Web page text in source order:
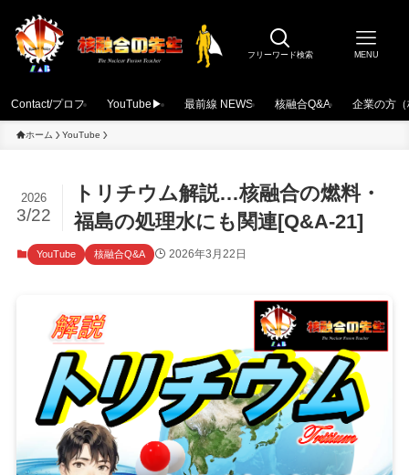
フリーワード検索 MENU
Contact/プロフ YouTube▶ 最前線 NEWS 核融合Q&A 企業の方
ホーム YouTube
トリチウム解説…核融合の燃料・
福島の処理水にも関連[Q&A-21]
2026
3/22
YouTube 核融合Q&A 2026年3月22日